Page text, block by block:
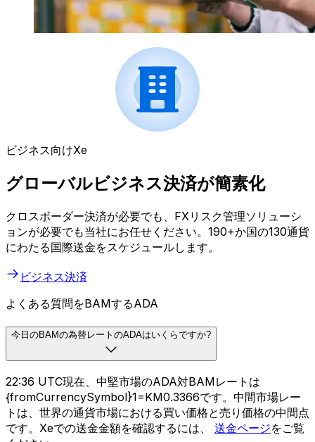
ビジネス向けXe
グローバルビジネス決済が簡素化
クロスボーダー決済が必要でも、FXリスク管理ソリューシ
ョンが必要でも当社にお任せください。190+か国の130通貨
にわたる国際送金をスケジュールします。
ビジネス決済
よくある質問をBAMするADA
今日のBAMの為替レートのADAはいくらですか?
22:36 UTC現在、中堅市場のADA対BAMレートは
{fromCurrencySymbol}1=KM0.3366です。中間市場レー
トは、世界の通貨市場における買い価格と売り価格の中間点
です。Xeでの送金金額を確認するには、 送金ページをご覧